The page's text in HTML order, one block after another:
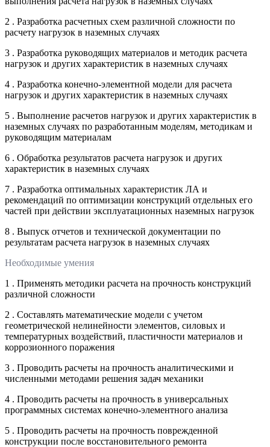
2 . Разработка расчетных схем различной сложности по
расчету нагрузок в наземных случаях
3 . Разработка руководящих материалов и методик расчета
нагрузок и других характеристик в наземных случаях
4 . Разработка конечно-элементной модели для расчета
нагрузок и других характеристик в наземных случаях
5 . Выполнение расчетов нагрузок и других характеристик в
наземных случаях по разработанным моделям, методикам и
руководящим материалам
6 . Обработка результатов расчета нагрузок и других
характеристик в наземных случаях
7 . Разработка оптимальных характеристик ЛА и
рекомендаций по оптимизации конструкций отдельных его
частей при действии эксплуатационных наземных нагрузок
8 . Выпуск отчетов и технической документации по
результатам расчета нагрузок в наземных случаях
Необходимые умения
1 . Применять методики расчета на прочность конструкций
различной сложности
2 . Составлять математические модели с учетом
геометрической нелинейности элементов, силовых и
температурных воздействий, пластичности материалов и
коррозионного поражения
3 . Проводить расчеты на прочность аналитическими и
численными методами решения задач механики
4 . Проводить расчеты на прочность в универсальных
программных системах конечно-элементного анализа
5 . Проводить расчеты на прочность поврежденной
конструкции после восстановительного ремонта